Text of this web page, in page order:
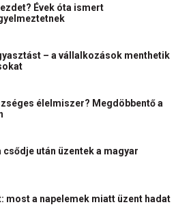
Évek óta ismert
– a vállalkozások menthetik
élelmiszer? Megdöbbentő a
után üzentek a magyar
most a napelemek miatt üzent hadat